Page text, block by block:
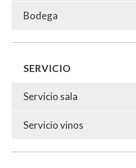
Bodega
SERVICIO
Servicio sala
Servicio vinos